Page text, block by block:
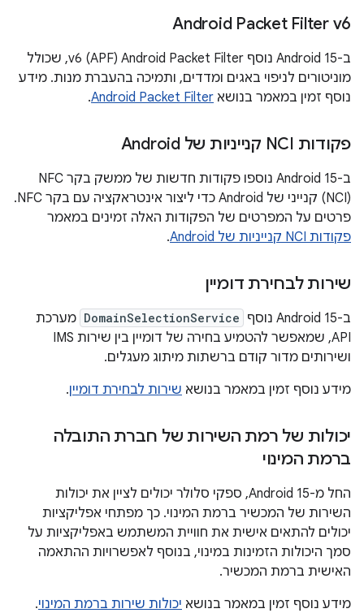
Android Packet Filter v6
ב-Android 15 נוסף Android Packet Filter‏ (APF) v6, שכולל
מוניטורים לניפוי באגים ומדדים, ותמיכה בהעברת מנות. מידע
נוסף זמין במאמר בנושא Android Packet Filter
.
פקודות NCI קנייניות של Android
ב-Android 15 נוספו פקודות חדשות של ממשק בקר NFC
(NCI) קנייני של Android כדי ליצור אינטראקציה עם בקר NFC.
פרטים על המפרטים של הפקודות האלה זמינים במאמר
פקודות NCI קנייניות של Android
.
שירות לבחירת דומיין
ב-Android 15 נוסף DomainSelectionService מערכת
API, שמאפשר להטמיע בחירה של דומיין בין שירות IMS
ושירותים מדור קודם ברשתות מיתוג מעגלים.
מידע נוסף זמין במאמר בנושא שירות לבחירת דומיין.
יכולות של רמת השירות של חברת התובלה
ברמת המינוי
החל מ-Android 15, ספקי סלולר יכולים לציין את יכולות
השירות של המכשיר ברמת המינוי. כך מפתחי אפליקציות
יכולים להתאים אישית את חוויית המשתמש באפליקציות על
סמך היכולות הזמינות במינוי, בנוסף לאפשרויות ההתאמה
האישית ברמת המכשיר.
מידע נוסף זמין במאמר בנושא יכולות שירות ברמת המינוי.